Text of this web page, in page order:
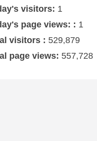
visitors: 1
page views: : 1
visitors : 529,879
page views: 557,728